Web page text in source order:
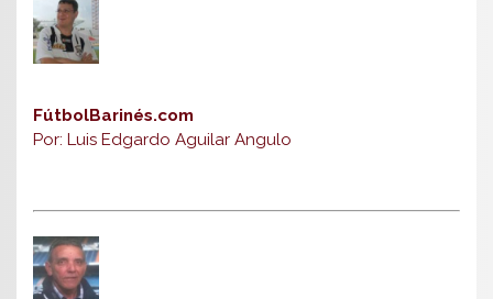
FútbolBarinés.com
Por: Luis Edgardo Aguilar Angulo